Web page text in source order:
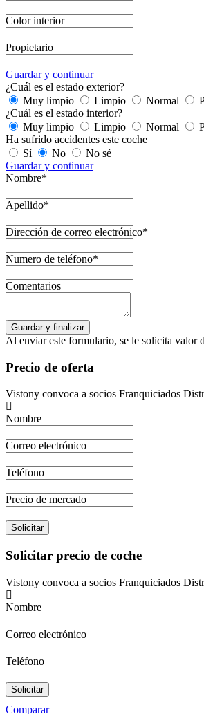
Color interior
Propietario
Guardar y continuar
¿Cuál es el estado exterior?
Muy limpio
Limpio Normal
¿Cuál es el estado interior?
Muy limpio
Limpio Normal
Ha sufrido accidentes este coche
Sí
No
No sé
Guardar y continuar
Nombre*
Apellido*
Dirección de correo electrónico*
Numero de teléfono*
Comentarios
Al enviar este formulario, se le solicita valor
Precio de oferta
Vistony convoca a socios Franquiciados
Nombre
Correo electrónico
Teléfono
Precio de mercado
Solicitar
Solicitar precio de coche
Vistony convoca a socios Franquiciados
Nombre
Correo electrónico
Teléfono
Solicitar
Comparar